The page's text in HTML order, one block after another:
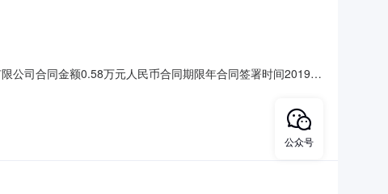
公司合同金额0.58万元人民币合同期限年合同签署时间2019-
公众号